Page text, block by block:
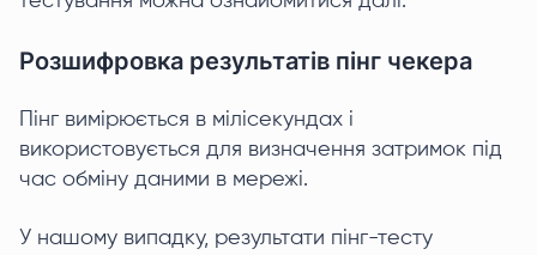
Розшифровка результатів пінг чекера
Пінг вимірюється в мілісекундах і
використовується для визначення затримок під
час обміну даними в мережі.
У нашому випадку, результати пінг-тесту